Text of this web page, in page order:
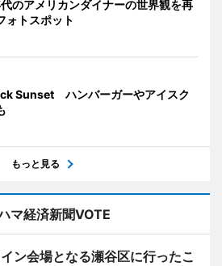
のアメリカンダイナーの世界観を再
ォトスポット
Sunset ハンバーガーやアイスク
もっと見る
マ経済新聞VOTE
ン会場となる瀬谷区に行ったこ